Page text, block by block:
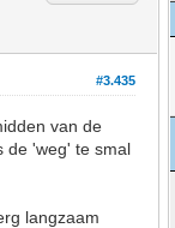
#3.435
van de
de 'weg' te smal
langzaam